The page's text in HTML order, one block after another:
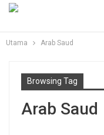
Utama Arab Saud
Browsing Tag
Arab Saud